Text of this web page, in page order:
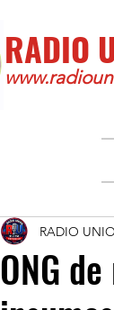
RADIO
ONG
RADIO